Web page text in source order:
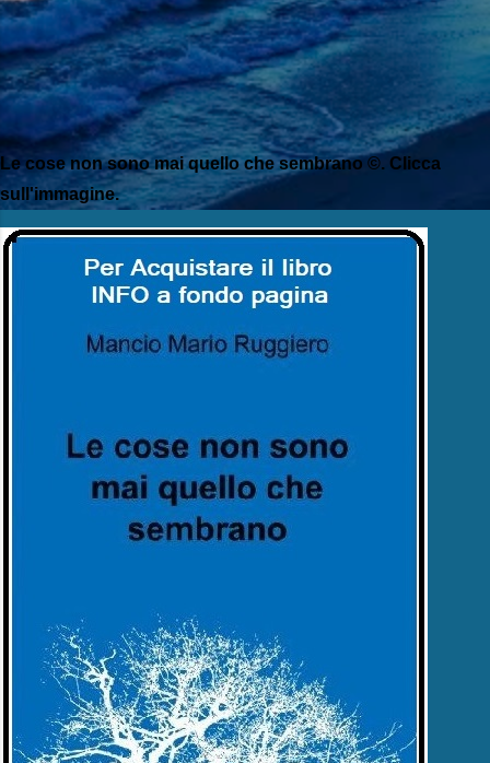
Le cose non sono mai quello che sembrano ©. Clicca
sull'immagine.